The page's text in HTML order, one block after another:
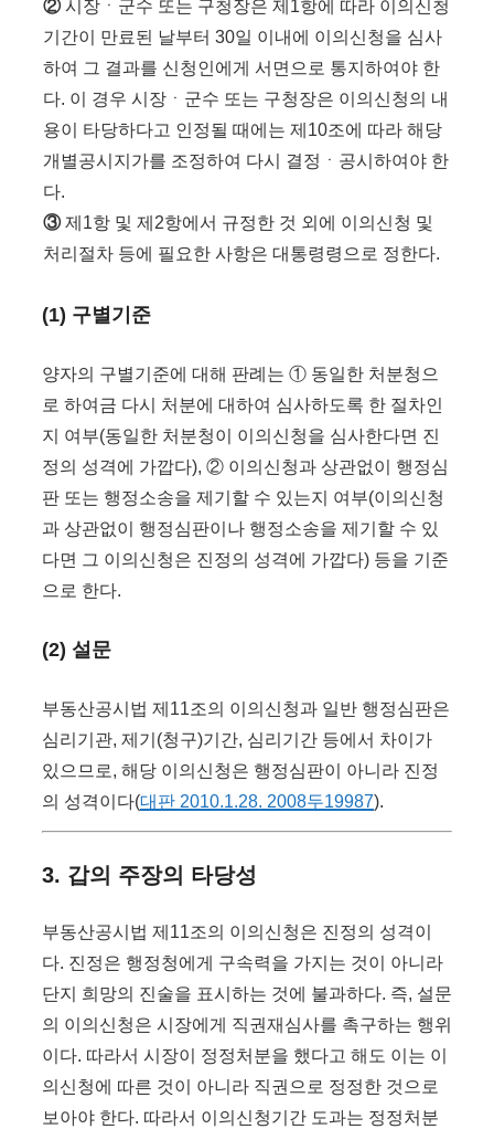
②시장ㆍ군수 또는 구청장은 제1항에 따라 이의신청
기간이 만료된 날부터 30일 이내에 이의신청을 심사
하여 그 결과를 신청인에게 서면으로 통지하여야 한
다. 이 경우 시장ㆍ군수 또는 구청장은 이의신청의 내
용이 타당하다고 인정될 때에는 제10조에 따라 해당
개별공시지가를 조정하여 다시 결정ㆍ공시하여야 한
다.
③제1항 및 제2항에서 규정한 것 외에 이의신청 및
처리절차 등에 필요한 사항은 대통령령으로 정한다.
(1) 구별기준
양자의 구별기준에 대해 판례는 ① 동일한 처분청으
로 하여금 다시 처분에 대하여 심사하도록 한 절차인
지 여부(동일한 처분청이 이의신청을 심사한다면 진
정의 성격에 가깝다), ② 이의신청과 상관없이 행정심
판 또는 행정소송을 제기할 수 있는지 여부(이의신청
과 상관없이 행정심판이나 행정소송을 제기할 수 있
다면 그 이의신청은 진정의 성격에 가깝다) 등을 기준
으로 한다.
(2) 설문
부동산공시법 제11조의 이의신청과 일반 행정심판은
심리기관, 제기(청구)기간, 심리기간 등에서 차이가
있으므로, 해당 이의신청은 행정심판이 아니라 진정
의 성격이다(대판 2010.1.28. 2008두19987).
3. 갑의 주장의 타당성
부동산공시법 제11조의 이의신청은 진정의 성격이
다. 진정은 행정청에게 구속력을 가지는 것이 아니라
단지 희망의 진술을 표시하는 것에 불과하다. 즉, 설문
의 이의신청은 시장에게 직권재심사를 촉구하는 행위
이다. 따라서 시장이 정정처분을 했다고 해도 이는 이
의신청에 따른 것이 아니라 직권으로 정정한 것으로
보아야 한다. 따라서 이의신청기간 도과는 정정처분